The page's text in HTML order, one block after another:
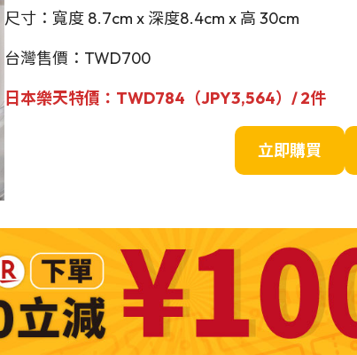
尺寸：寬度 8.7cm x 深度8.4cm x 高 30cm
台灣售價：TWD700
日本樂天特價：TWD784（JPY3,564）/ 2件
立即購買